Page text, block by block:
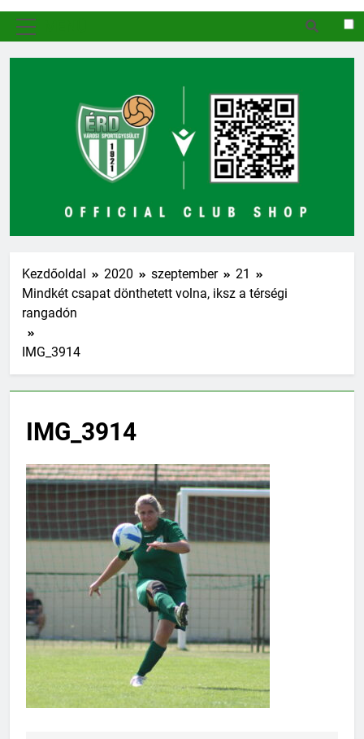
Kezdőoldal 2020 szeptember
21
Mindkét csapat dönthetett volna, iksz a térségi
rangadón
IMG_3914
IMG_3914